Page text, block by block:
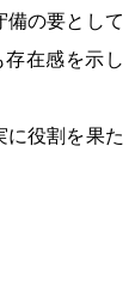
備の要として
在感を示し
に役割を果た